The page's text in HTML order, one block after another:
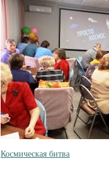
Космическая битва